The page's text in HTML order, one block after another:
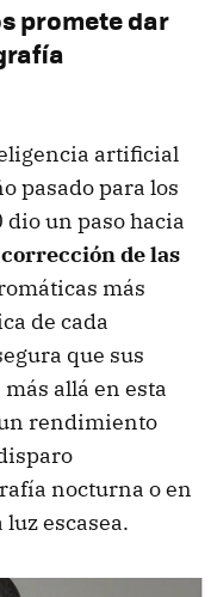
promete dar
artificial
pasado para los
un paso hacia
de las
más
de cada
que sus
allá en esta
rendimiento
nocturna o en
escasea.